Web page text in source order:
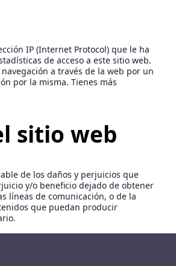
IP (Internet Protocol) que le ha
de acceso a este sitio web.
a través de la web por un
por la misma. Tienes más
sitio web
de los daños y perjuicios que
y/o beneficio dejado de obtener
líneas de comunicación, o de la
que puedan producir